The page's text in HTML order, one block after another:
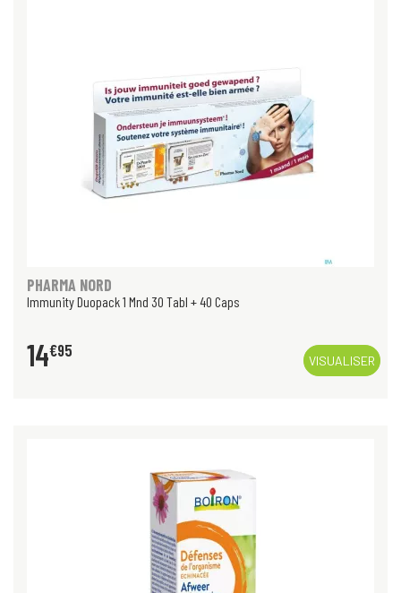
PHARMA NORD
Immunity Duopack 1 Mnd 30 Tabl + 40 Caps
14€95
VISUALISER